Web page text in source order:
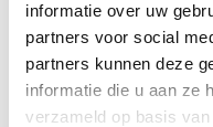
informatie over uw
partners voor social
partners kunnen deze
informatie die u aan ze
verzameld op basis
Égouttez et laissez
Coupez les
en brunoise.